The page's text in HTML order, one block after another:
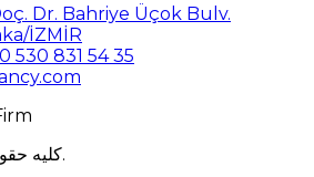
Dr. Bahriye Üçok Bulv.
İZMİR
530 831 54 35
کلیه حقوق محفوظ است.